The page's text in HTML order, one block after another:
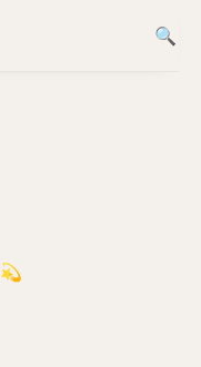
💫